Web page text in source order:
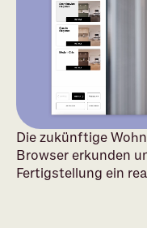
Die zukünftige
Browser erkunden
Fertigstellung ein